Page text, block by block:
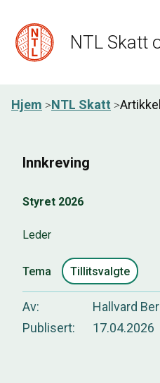
NTL Skatt
Hjem NTL Skatt Artikkel
Innkreving
Styret 2026
Leder
Tema Tillitsvalgte
Av
Hallvard
Publisert
17.04.2026